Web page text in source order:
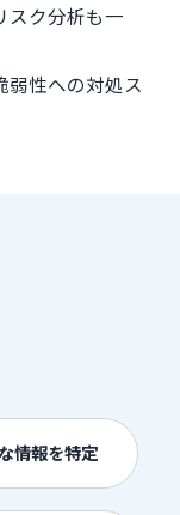
スク分析も一
弱性への対処ス
情報を特定